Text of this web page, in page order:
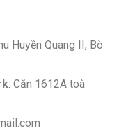
Huyền Quang II, Bò
: Căn 1612A toà